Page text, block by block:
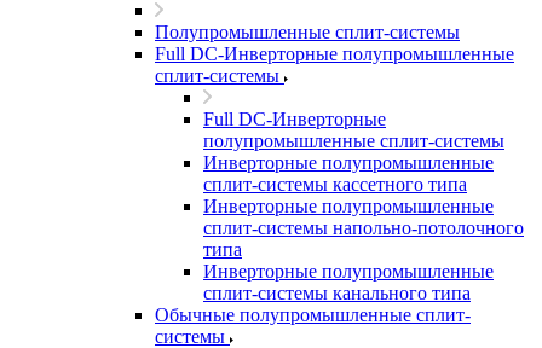
Полупромышленные сплит-системы
Full DC-Инверторные полупромышленные
сплит-системы
Full DC-Инверторные
полупромышленные сплит-системы
Инверторные полупромышленные
сплит-системы кассетного типа
Инверторные полупромышленные
сплит-системы напольно-потолочного
типа
Инверторные полупромышленные
сплит-системы канального типа
Обычные полупромышленные сплит-
системы